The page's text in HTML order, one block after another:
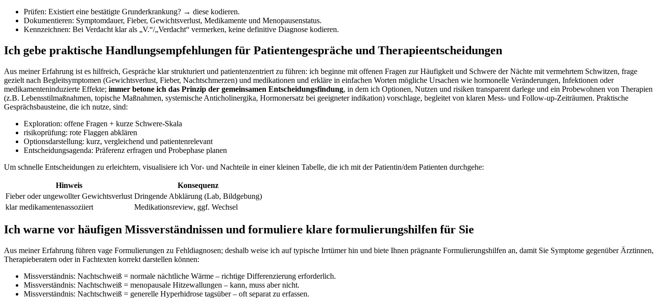
Prüfen: Existiert eine⁢ bestätigte Grunderkrankung? →​ diese kodieren.
Dokumentieren: Symptomdauer, Fieber, Gewichtsverlust,⁤ Medikamente und‌ Menopausenstatus.
Kennzeichnen: Bei Verdacht klar ⁤als „V.“/„Verdacht“ vermerken, keine⁢ definitive Diagnose kodieren.
Ich gebe praktische Handlungsempfehlungen für Patientengespräche und ‍Therapieentscheidungen
Aus meiner Erfahrung ist ‌es hilfreich, Gespräche klar strukturiert und⁢ patientenzentriert zu⁤ führen: ich beginne mit offenen Fragen zur Häufigkeit und Schwere ⁣der ⁢Nächte mit vermehrtem Schwitzen, ​frage
gezielt nach Begleitsymptomen ⁢(Gewichtsverlust, Fieber, Nachtschmerzen) und medikationen und erkläre in einfachen Worten mögliche Ursachen wie hormonelle Veränderungen, Infektionen oder
medikamenteninduzierte Effekte; immer betone⁤ ich das Prinzip der gemeinsamen Entscheidungsfindung, in⁤ dem ich Optionen, Nutzen und risiken transparent darlege⁢ und ein Probewohnen von Therapien
(z.B. ‌Lebensstilmaßnahmen, topische Maßnahmen, systemische⁤ Anticholinergika, Hormonersatz bei geeigneter‌ indikation) vorschlage, begleitet von klaren Mess-‍ und Follow-up-Zeiträumen. Praktische
Gesprächsbausteine, die ich nutze, sind:
Exploration: offene Fragen + kurze ‍Schwere-Skala
risikoprüfung: ⁣rote Flaggen abklären
Optionsdarstellung: kurz, ​vergleichend und patientenrelevant
Entscheidungsagenda: Präferenz erfragen und Probephase planen
Um schnelle Entscheidungen ⁤zu erleichtern, visualisiere ich Vor- und ⁢Nachteile in⁣ einer kleinen Tabelle, die ich mit der ​Patientin/dem Patienten durchgehe:
Hinweis
Konsequenz
Fieber ⁣oder ungewollter Gewichtsverlust Dringende Abklärung (Lab, Bildgebung)
klar medikamentenassoziiert
Medikationsreview, ggf. Wechsel
Ich warne vor häufigen Missverständnissen ‌und formuliere klare formulierungshilfen für Sie
Aus meiner Erfahrung⁤ führen vage Formulierungen​ zu Fehldiagnosen; deshalb weise ich auf typische ​Irrtümer​ hin ‍und biete Ihnen‌ prägnante Formulierungshilfen an, damit Sie Symptome ⁣gegenüber Ärztinnen,
Therapieberatern oder in⁢ Fachtexten korrekt darstellen⁣ können:
Missverständnis: Nachtschweiß = normale nächtliche Wärme‍ – ⁤richtige Differenzierung erforderlich.
Missverständnis: Nachtschweiß = menopausale Hitzewallungen – kann, muss aber ​nicht.
Missverständnis: Nachtschweiß = generelle Hyperhidrose⁢ tagsüber – oft separat zu erfassen.